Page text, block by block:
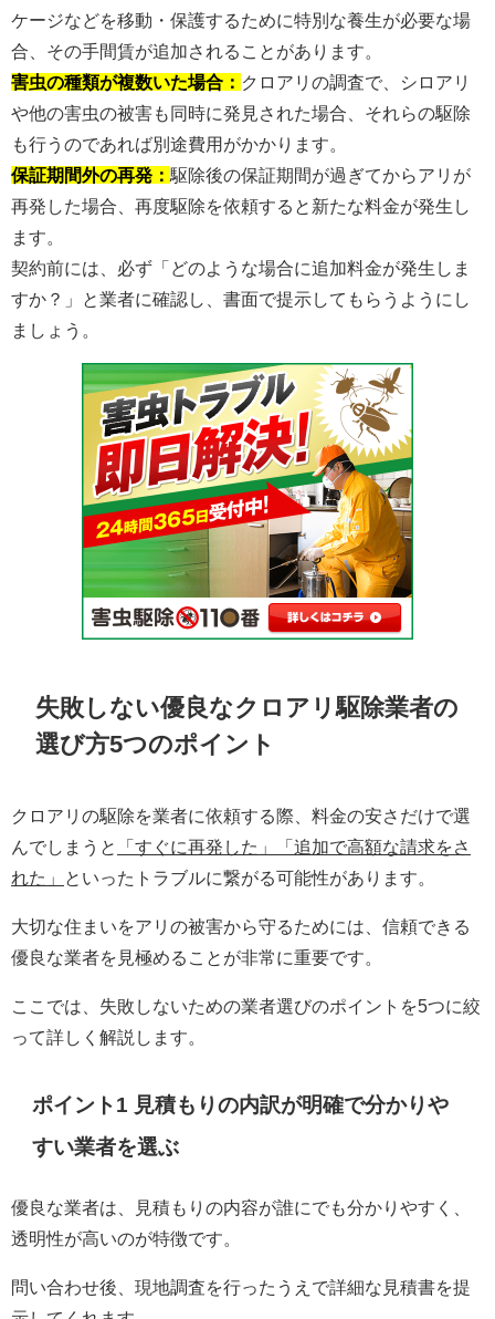
ケージなどを移動・保護するために特別な養生が必要な場
合、その手間賃が追加されることがあります。
害虫の種類が複数いた場合： クロアリの調査で、シロアリ
や他の害虫の被害も同時に発見された場合、それらの駆除
も行うのであれば別途費用がかかります。
保証期間外の再発： 駆除後の保証期間が過ぎてからアリが
再発した場合、再度駆除を依頼すると新たな料金が発生し
ます。
契約前には、必ず「どのような場合に追加料金が発生しま
すか？」と業者に確認し、書面で提示してもらうようにし
ましょう。
失敗しない優良なクロアリ駆除業者の
選び方5つのポイント
クロアリの駆除を業者に依頼する際、料金の安さだけで選
んでしまうと
「すぐに再発した」「追加で高額な請求をさ
れた」
といったトラブルに繋がる可能性があります。
大切な住まいをアリの被害から守るためには、信頼できる
優良な業者を見極めることが非常に重要です。
ここでは、失敗しないための業者選びのポイントを5つに絞
って詳しく解説します。
ポイント1 見積もりの内訳が明確で分かりや
すい業者を選ぶ
優良な業者は、見積もりの内容が誰にでも分かりやすく、
透明性が高いのが特徴です。
問い合わせ後、現地調査を行ったうえで詳細な見積書を提